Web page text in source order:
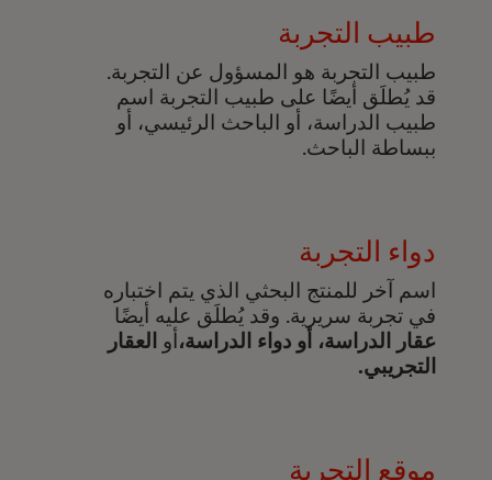
طبيب التجربة
طبيب التجربة هو المسؤول عن التجربة.
قد يُطلَق أيضًا على طبيب التجربة اسم
طبيب الدراسة، أو الباحث الرئيسي، أو
ببساطة الباحث.
دواء التجربة
اسم آخر للمنتج البحثي الذي يتم اختباره
في تجربة سريرية. وقد يُطلَق عليه أيضًا
عقار الدراسة، أو دواء الدراسة،أو العقار
التجريبي.
موقع التجربة